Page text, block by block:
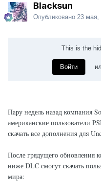
Blacksun
Опубликовано 23 мая,
This is the
Войти
Пару недель назад компания
американские пользователи
скачать все дополнения для
После грядущего обновления
ниже DLC смогут скачать
мира: